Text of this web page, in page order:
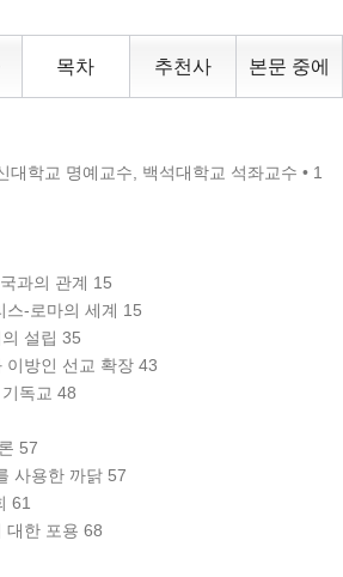
목차 추천사 본문 중에
대학교 명예교수, 백석대학교 석좌교수 • 1
과의 관계 15
스-로마의 세계 15
설립 35
이방인 선교 확장 43
독교 48
57
사용한 까닭 57
61
대한 포용 68